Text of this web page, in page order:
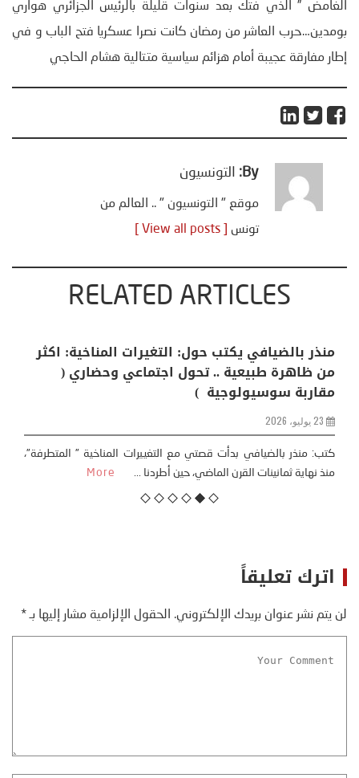
الغامض ” الذي فتك بعد سنوات قليلة بالرئيس الجزائري هواري
بومدين…حرب العاشر من رمضان كانت نصرا عسكريا فتح الباب و في
إطار مفارقة عجيبة أمام هزائم سياسية متتالية هشام الحاجي
By: التونسيون
موقع " التونسيون " .. العالم من
تونس
RELATED ARTICLES
منذر بالضيافي يكتب حول: التغيرات المناخية: اكثر
من ظاهرة طبيعية .. تحول اجتماعي وحضاري (
مقاربة سوسيولوجية )
23 يوليو، 2026
كتب: منذر بالضيافي بدأت قصتي مع التغييرات المناخية ” المتطرفة”،
منذ نهاية ثمانينات القرن الماضي، حين أطردنا ...
More
اترك تعليقاً
لن يتم نشر عنوان بريدك الإلكتروني. الحقول الإلزامية مشار إليها بـ*